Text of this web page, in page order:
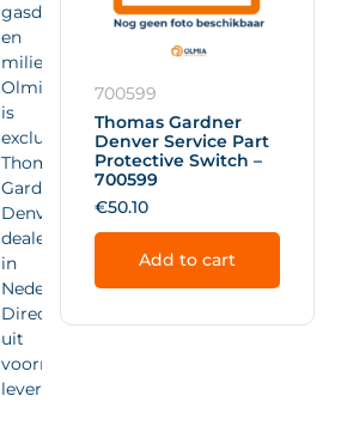
gasdetectie
en
milieumonitoring.
Olmia
is
exclusief
Thomas
Gardner
Denver
dealer
in
Nederland.
Direct
uit
voorraad
leverbaar.
700599
Thomas Gardner
Denver Service Part
Protective Switch –
700599
€50.10
Add to cart